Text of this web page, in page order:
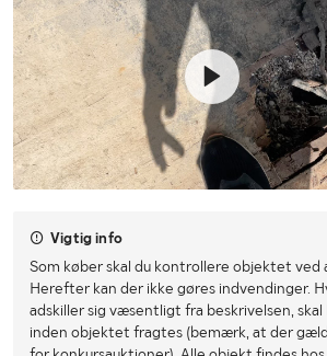
Vigtig info
Som køber skal du kontrollere objektet ved
Herefter kan der ikke gøres indvendinger.
adskiller sig væsentligt fra beskrivelsen,
inden objektet fragtes (bemærk, at der